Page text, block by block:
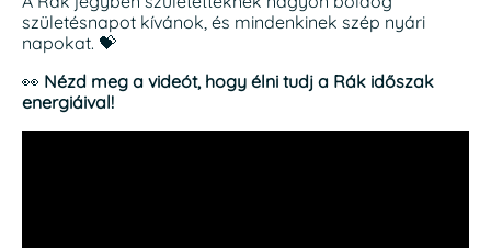
születésnapot kívánok, és mindenkinek szép nyári
napokat. 💝
👀 Nézd meg a videót, hogy élni tudj a Rák időszak
energiáival!